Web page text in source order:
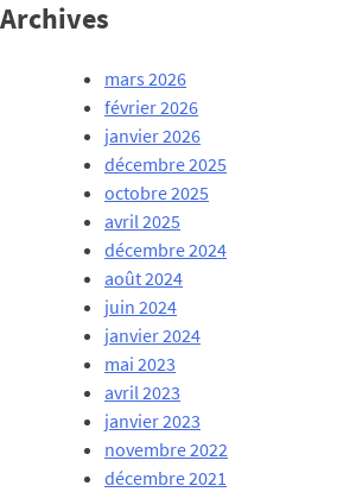
Archives
mars 2026
février 2026
janvier 2026
décembre 2025
octobre 2025
avril 2025
décembre 2024
août 2024
juin 2024
janvier 2024
mai 2023
avril 2023
janvier 2023
novembre 2022
décembre 2021